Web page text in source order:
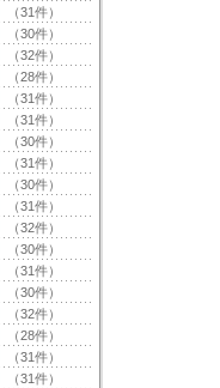
（31件）
（30件）
（32件）
（28件）
（31件）
（31件）
（30件）
（31件）
（30件）
（31件）
（32件）
（30件）
（31件）
（30件）
（32件）
（28件）
（31件）
（31件）